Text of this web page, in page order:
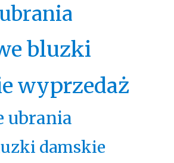
bluzki
wyprzedaż
ubrania
damskie